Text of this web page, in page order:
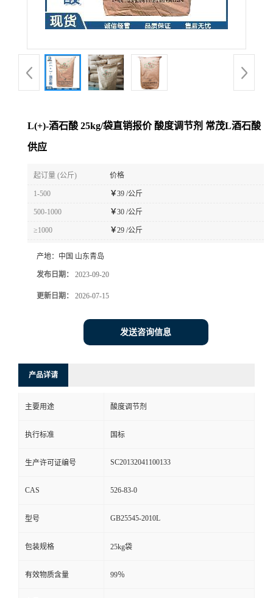
L(+)-酒石酸 25kg/袋直销报价 酸度调节剂 常茂L酒石酸
供应
起订量 (公斤) 价格
1-500 ￥39 /公斤
500-1000 ￥30 /公斤
≥1000 ￥29 /公斤
产地： 中国 山东青岛
发布日期： 2023-09-20
更新日期： 2026-07-15
发送咨询信息
产品详请
主要用途 酸度调节剂
执行标准 国标
生产许可证编号 SC20132041100133
CAS 526-83-0
型号 GB25545-2010L
包装规格 25kg袋
有效物质含量 99％